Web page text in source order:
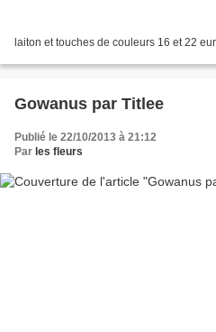
laiton et touches de couleurs 16 et 22
Gowanus par Titlee
Publié le 22/10/2013 à 21:12
Par les fleurs